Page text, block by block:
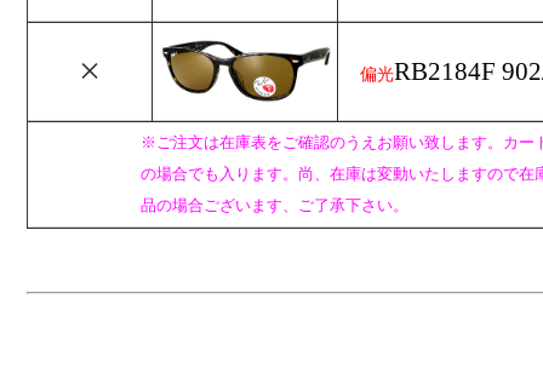
× 偏光RB2184F
※ご注文は在庫表をご確認のうえお願い致します。カー
の場合でも入ります。尚、在庫は変動いたしますので在
品の場合ございます、ご了承下さい。